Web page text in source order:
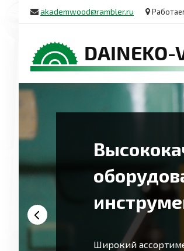
akademwood@rambler.ru
Широкий